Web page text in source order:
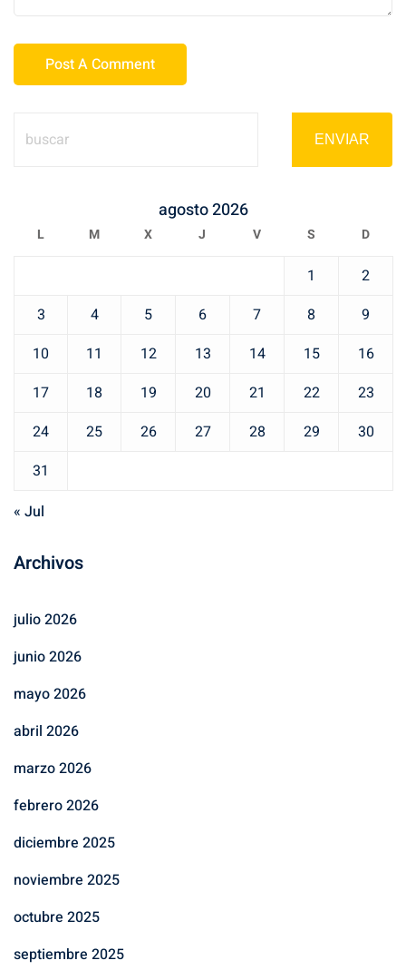
ENVIAR
agosto 2026
L M X J V S D
1
2
3
4 5 6 7 8
9
10
11 12 13 14 15
16
17
18 19 20 21 22
23
24
25 26 27 28 29
30
31
« Jul
Archivos
julio 2026
junio 2026
mayo 2026
abril 2026
marzo 2026
febrero 2026
diciembre 2025
noviembre 2025
octubre 2025
septiembre 2025